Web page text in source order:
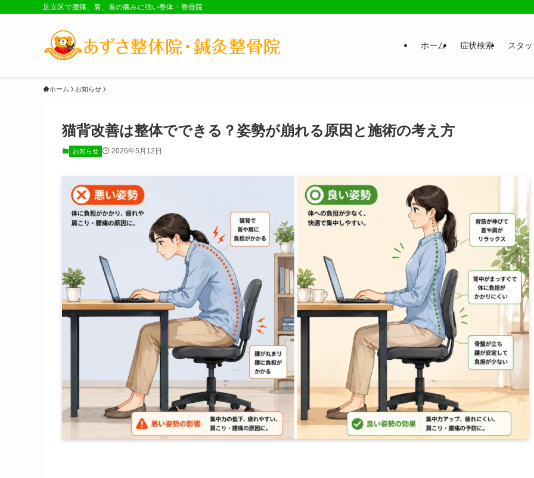
足立区で腰痛、肩、首の痛みに強い整体・整骨院
ホーム 症状検索 スタ
ホーム お知らせ
猫背改善は整体でできる？姿勢が崩れる原因と施術の考え方
お知らせ 2026年5月12日